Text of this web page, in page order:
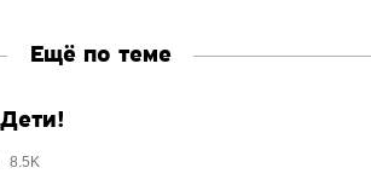
Ещё по теме
8.5K